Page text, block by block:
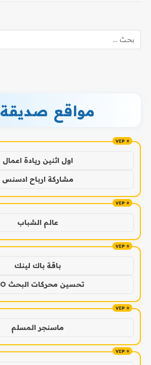
مواقع صديقة
اول اثنين ريادة اعمال
مشاركة ارباح ادسنس
عالم الشباب
باقة باك لينك
تحسين محركات البحث SEO
ماسنجر المسلم